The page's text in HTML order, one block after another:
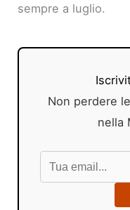
sempre a luglio.
Non perdere
nella